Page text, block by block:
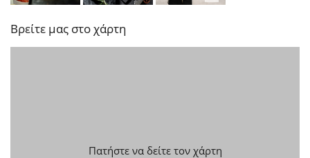
Βρείτε μας στο χάρτη
Πατήστε να δείτε τον χάρτη